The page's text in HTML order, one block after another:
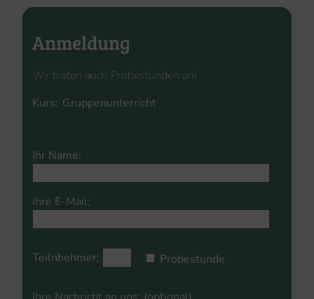
Anmeldung
Wir bieten auch Probestunden an!
Kurs:
this
leave
empty.
Ihr Name:
Ihre E-Mail:
Teilnhehmer: Probestunde